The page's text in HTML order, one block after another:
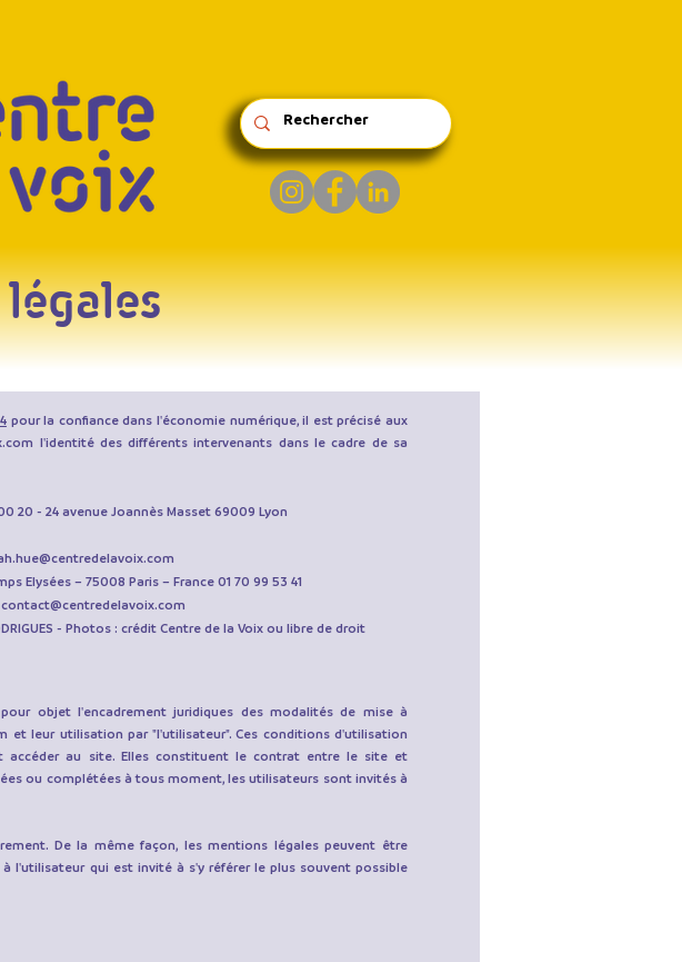
pour la confiance dans l'économie numérique, il est précisé aux
l'identité des différents intervenants dans le cadre de sa
20 - 24 avenue Joannès Masset 69009 Lyon
Elysées – 75008 Paris – France 01 70 99 53 41
contact@centredelavoix.com
- Photos : crédit Centre de la Voix ou libre de droit
objet l'encadrement juridiques des modalités de mise à
et leur utilisation par "l'utilisateur". Ces conditions d'utilisation
au site. Elles constituent le contrat entre le site et
ou complétées à tous moment, les utilisateurs sont invités à
De la même façon, les mentions légales peuvent être
l'utilisateur qui est invité à s'y référer le plus souvent possible